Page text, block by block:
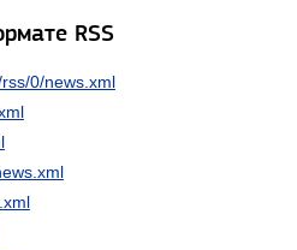
RSS
0/news.xml